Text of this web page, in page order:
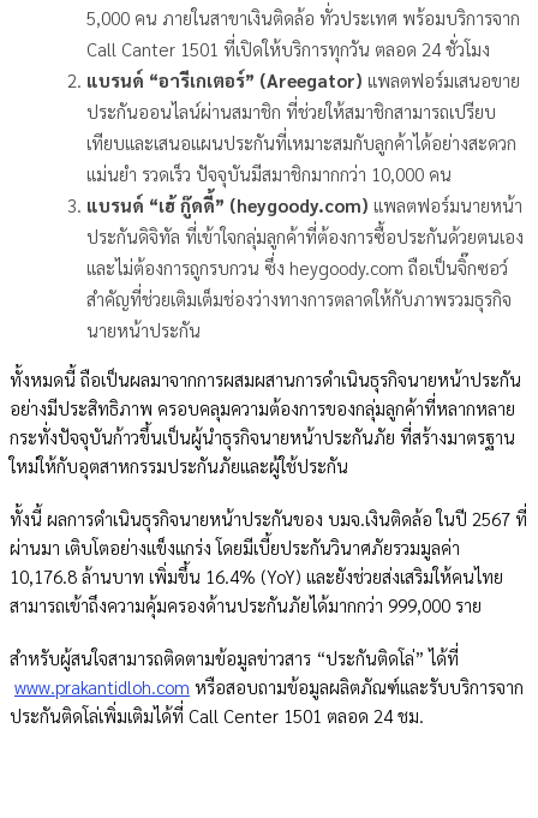
5,000 คน ภายในสาขาเงินติดล้อ ทั่วประเทศ พร้อมบริการจาก
Call Canter 1501 ที่เปิดให้บริการทุกวัน ตลอด 24 ชั่วโมง
แบรนด์ “อารีเกเตอร์” (Areegator) แพลตฟอร์มเสนอขาย
ประกันออนไลน์ผ่านสมาชิก ที่ช่วยให้สมาชิกสามารถเปรียบ
เทียบและเสนอแผนประกันที่เหมาะสมกับลูกค้าได้อย่างสะดวก
แม่นยำ รวดเร็ว ปัจจุบันมีสมาชิกมากกว่า 10,000 คน
แบรนด์ “เฮ้ กู๊ดดี้” (heygoody.com) แพลตฟอร์มนายหน้า
ประกันดิจิทัล ที่เข้าใจกลุ่มลูกค้าที่ต้องการซื้อประกันด้วยตนเอง
และไม่ต้องการถูกรบกวน ซึ่ง heygoody.com ถือเป็นจิ๊กซอว์
สำคัญที่ช่วยเติมเต็มช่องว่างทางการตลาดให้กับภาพรวมธุรกิจ
นายหน้าประกัน
ทั้งหมดนี้ ถือเป็นผลมาจากการผสมผสานการดำเนินธุรกิจนายหน้าประกัน
อย่างมีประสิทธิภาพ ครอบคลุมความต้องการของกลุ่มลูกค้าที่หลากหลาย
กระทั่งปัจจุบันก้าวขึ้นเป็นผู้นำธุรกิจนายหน้าประกันภัย ที่สร้างมาตรฐาน
ใหม่ให้กับอุตสาหกรรมประกันภัยและผู้ใช้ประกัน
ทั้งนี้ ผลการดำเนินธุรกิจนายหน้าประกันของ บมจ.เงินติดล้อ ในปี 2567 ที่
ผ่านมา เติบโตอย่างแข็งแกร่ง โดยมีเบี้ยประกันวินาศภัยรวมมูลค่า
10,176.8 ล้านบาท เพิ่มขึ้น 16.4% (YoY) และยังช่วยส่งเสริมให้คนไทย
สามารถเข้าถึงความคุ้มครองด้านประกันภัยได้มากกว่า 999,000 ราย
สำหรับผู้สนใจสามารถติดตามข้อมูลข่าวสาร “ประกันติดโล่” ได้ที่
www.prakantidloh.com หรือสอบถามข้อมูลผลิตภัณฑ์และรับบริการจาก
ประกันติดโล่เพิ่มเติมได้ที่ Call Center 1501 ตลอด 24 ชม.